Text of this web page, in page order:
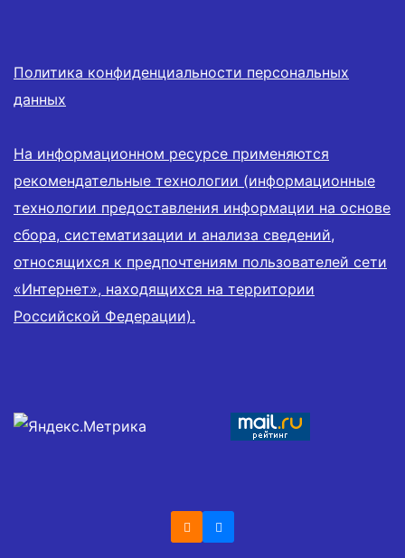
Политика конфиденциальности персональных
данных
На информационном ресурсе применяются
рекомендательные технологии (информационные
технологии предоставления информации на основе
сбора, систематизации и анализа сведений,
относящихся к предпочтениям пользователей сети
«Интернет», находящихся на территории
Российской Федерации).